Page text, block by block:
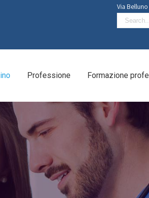
Via
Search
Professione Formazione